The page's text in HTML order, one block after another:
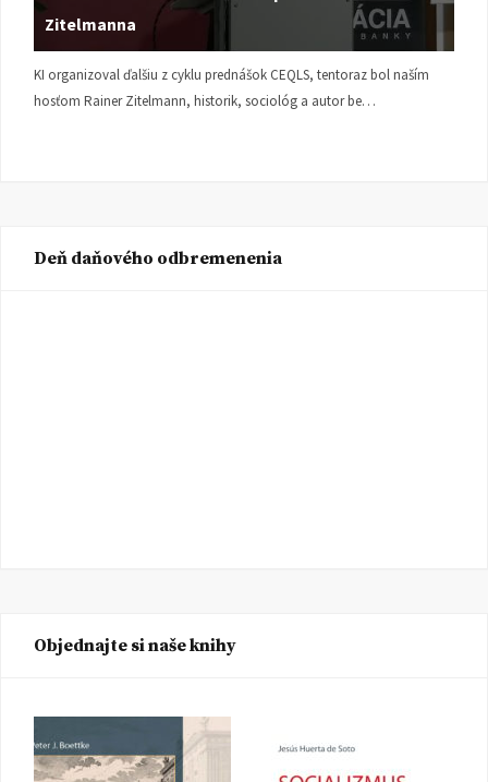
Zitelmanna
KI organizoval ďalšiu z cyklu prednášok CEQLS, tentoraz bol naším
hosťom Rainer Zitelmann, historik, sociológ a autor be…
Deň daňového odbremenenia
Objednajte si naše knihy